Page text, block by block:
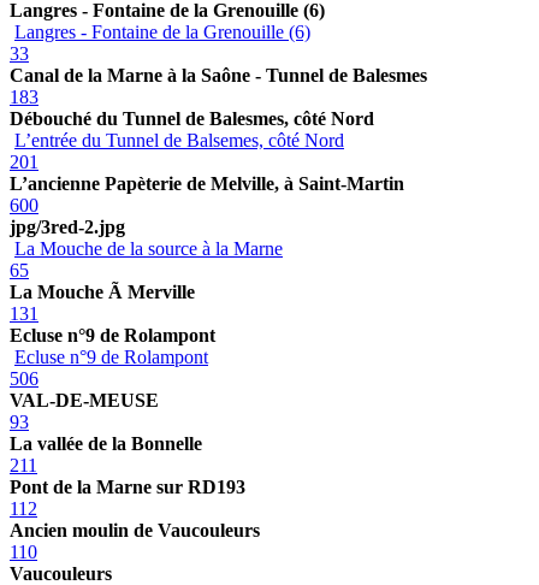
Langres - Fontaine de la Grenouille (6)
Langres - Fontaine de la Grenouille (6)
33
Canal de la Marne à la Saône - Tunnel de Balesmes
183
Débouché du Tunnel de Balesmes, côté Nord
L’entrée du Tunnel de Balsemes, côté Nord
201
L’ancienne Papèterie de Melville, à Saint-Martin
600
jpg/3red-2.jpg
La Mouche de la source à la Marne
65
La Mouche Ã Merville
131
Ecluse n°9 de Rolampont
Ecluse n°9 de Rolampont
506
VAL-DE-MEUSE
93
La vallée de la Bonnelle
211
Pont de la Marne sur RD193
112
Ancien moulin de Vaucouleurs
110
Vaucouleurs